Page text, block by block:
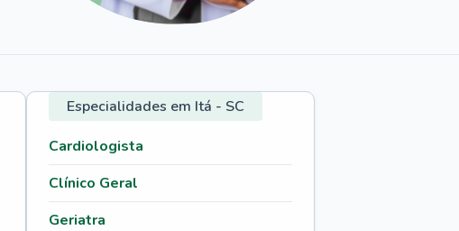
Especialidades em Itá - SC
Cardiologista
Clínico Geral
Geriatra